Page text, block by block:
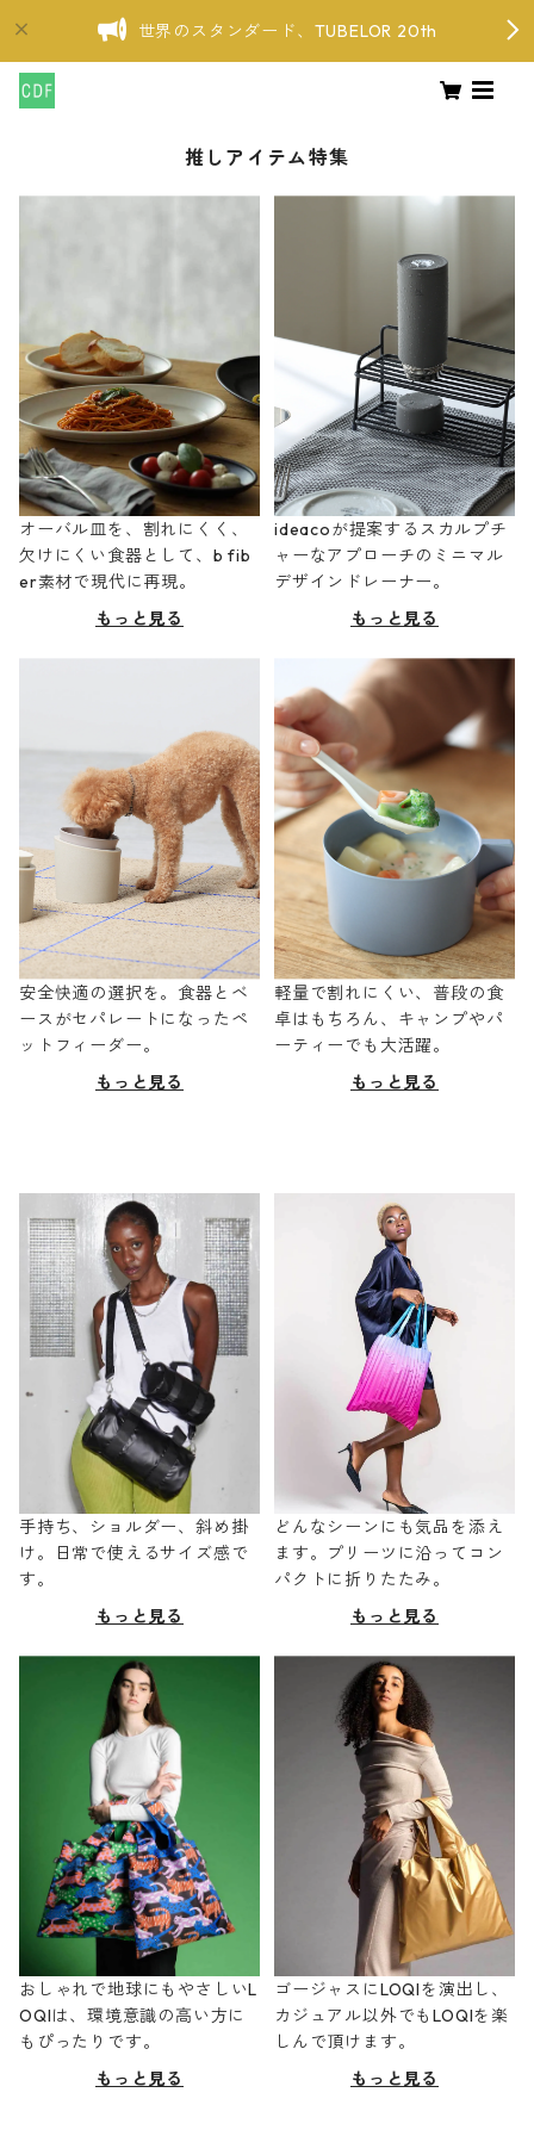
世界のスタンダード、TUBELOR 20th
推しアイテム特集
オーバル皿を、割れにくく、
欠けにくい食器として、b fib
er素材で現代に再現。
もっと見る
ideacoが提案するスカルプチ
ャーなアプローチのミニマル
デザインドレーナー。
もっと見る
安全快適の選択を。食器とベ
ースがセパレートになったペ
ットフィーダー。
もっと見る
軽量で割れにくい、普段の食
卓はもちろん、キャンプやパ
ーティーでも大活躍。
もっと見る
手持ち、ショルダー、斜め掛
け。日常で使えるサイズ感で
す。
もっと見る
どんなシーンにも気品を添え
ます。プリーツに沿ってコン
パクトに折りたたみ。
もっと見る
おしゃれで地球にもやさしいL
OQIは、環境意識の高い方に
もぴったりです。
もっと見る
ゴージャスにLOQIを演出し、
カジュアル以外でもLOQIを楽
しんで頂けます。
もっと見る